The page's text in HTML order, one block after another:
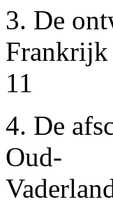
3. De
Frankrijk
11
4. De
Oud-